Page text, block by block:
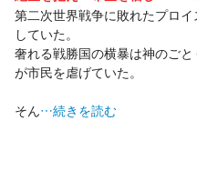
第二次世界戦争に敗れたプロ
していた。
奢れる戦勝国の横暴は神のご
が市民を虐げていた。
そん…続きを読む